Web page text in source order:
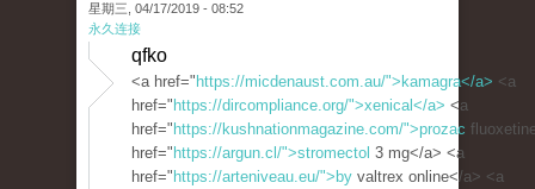
星期三, 04/17/2019 - 08:52
永久连接
qfko
<a href=" https://micdenaust.com.au/">kamagra</a> <a
href=" https://dircompliance.org/">xenical</a> <a
href=" https://kushnationmagazine.com/">prozac
href=" https://argun.cl/">stromectol 3 mg</a> <a
href=" https://arteniveau.eu/">by valtrex online</a> <a